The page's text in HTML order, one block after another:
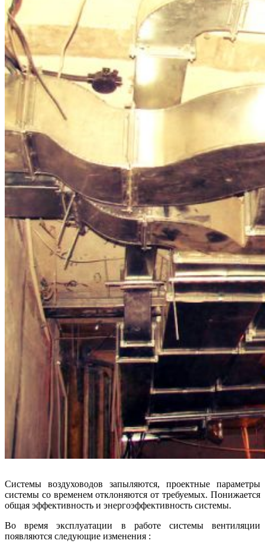
Системы воздуховодов запыляются, проектные параметры
системы со временем отклоняются от требуемых. Понижается
общая эффективность и энергоэффективность системы.
Во время эксплуатации в работе системы вентиляции
появляются следующие изменения :